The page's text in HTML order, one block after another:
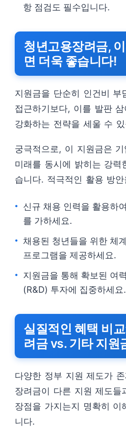
항 점검도 필수입니다.
청년고용장려금,
면 더욱 좋습니다!
지원금을 단순히 인건비 부
접근하기보다, 이를 발판
강화하는 전략을 세울 수
궁극적으로, 이 지원금은
미래를 동시에 밝히는 강력
습니다. 적극적인 활용 방
신규 채용 인력을 활용하
를 가하세요.
채용된 청년들을 위한 체
프로그램을 제공하세요.
지원금을 통해 확보된 여
(R&D) 투자에 집중하세요.
실질적인 혜택 비
려금 vs. 기타 지원
다양한 정부 지원 제도가
장려금이 다른 지원 제도들
장점을 가지는지 명확히 이
니다.